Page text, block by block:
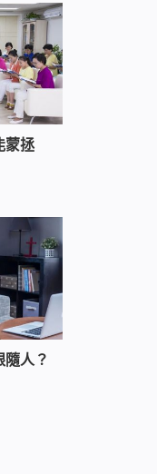
蒙拯
人？